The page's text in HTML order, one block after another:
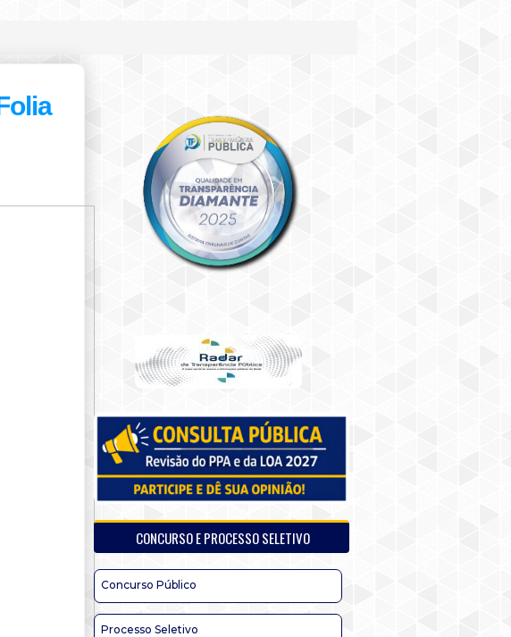
CONCURSO E PROCESSO SELETIVO
Concurso Público
Processo Seletivo